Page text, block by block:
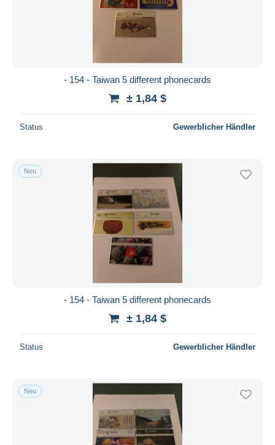
- 154 - Taiwan 5 different phonecards
± 1,84 $
Status Gewerblicher Händler
Neu
- 154 - Taiwan 5 different phonecards
± 1,84 $
Status Gewerblicher Händler
Neu